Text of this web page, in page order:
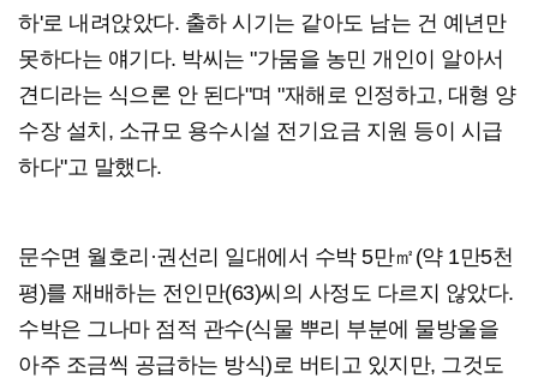
하'로 내려앉았다. 출하 시기는 같아도 남는 건 예년만
못하다는 얘기다. 박씨는 "가뭄을 농민 개인이 알아서
견디라는 식으론 안 된다"며 "재해로 인정하고, 대형 양
수장 설치, 소규모 용수시설 전기요금 지원 등이 시급
하다"고 말했다.
문수면 월호리·권선리 일대에서 수박 5만㎡(약 1만5천
평)를 재배하는 전인만(63)씨의 사정도 다르지 않았다.
수박은 그나마 점적 관수(식물 뿌리 부분에 물방울을
아주 조금씩 공급하는 방식)로 버티고 있지만, 그것도